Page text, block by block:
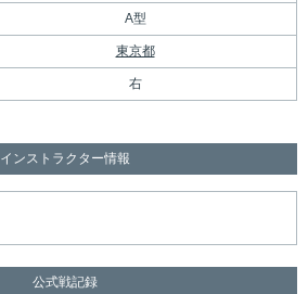
A型
東京都
右
インストラクター情報
公式戦記録